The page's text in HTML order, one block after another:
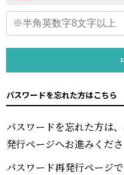
パスワードを忘れた方はこちら
パスワードを忘れた方は
発行ページへお進みくださ
パスワード再発行ページ